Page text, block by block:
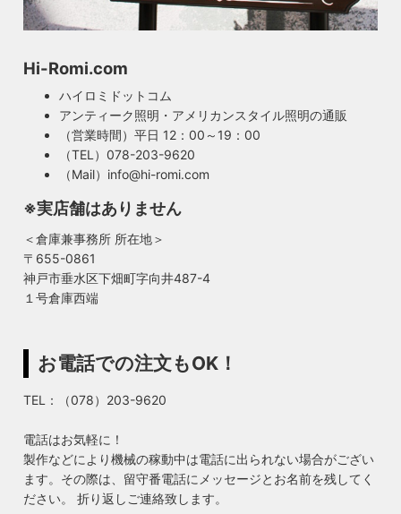
Hi-Romi.com
ハイロミドットコム
アンティーク照明・アメリカンスタイル照明の通販
（営業時間）平日 12：00～19：00
（TEL）078-203-9620
（Mail）info@hi-romi.com
※実店舗はありません
＜倉庫兼事務所 所在地＞
〒655-0861
神戸市垂水区下畑町字向井487-4
１号倉庫西端
お電話での注文もOK！
TEL：（078）203-9620
電話はお気軽に！
製作などにより機械の稼動中は電話に出られない場合がござい
ます。その際は、留守番電話にメッセージとお名前を残してく
ださい。 折り返しご連絡致します。